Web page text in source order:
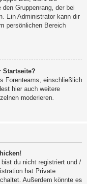
Gruppenrang, der bei
Ein Administrator kann dir
persönlichen Bereich
Startseite?
Forenteams, einschließlich
hier auch weitere
moderieren.
du nicht registriert und /
hat Private
Außerdem könnte es